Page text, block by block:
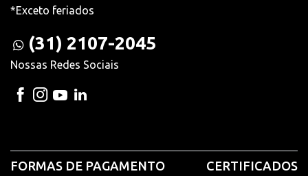
*Exceto feriados
(31) 2107-2045
Nossas Redes Sociais
FORMAS DE PAGAMENTO CERTIFICADOS